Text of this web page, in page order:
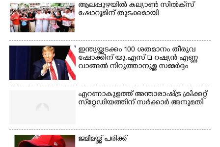
ആലപ്പുഴയിൽ കല്യാൺ സിൽക്‌സ്
ഷോറൂമിന് തുടക്കമായി
ഇന്ത്യയ്ക്കടക്കം 100 ശതമാനം തീരുവ
ഷോക്കിന് യു.എസ്  റഷ്യൻ എണ്ണ
വാങ്ങൽ നിറുത്താനുള്ള സമ്മർദ്ദം
എറണാകുളത്ത് അന്താരാഷ്ട്ര ക്രിക്കറ്റ്
സ്‌റ്റേഡിയത്തിന് സർക്കാർ അനുമതി
ജമീമയ്ക്ക് പരിക്ക്